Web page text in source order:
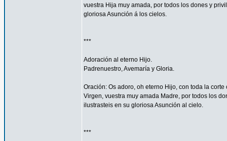
vuestra Hija muy amada, por todos los dones y
gloriosa Asunción á los cielos.
***
Adoración al eterno Hijo.
Padrenuestro, Avemaría y Gloria.
Oración: Os adoro, oh eterno Hijo, con toda la
Virgen, vuestra muy amada Madre, por todos los
ilustrasteis en su gloriosa Asunción al cielo.
***